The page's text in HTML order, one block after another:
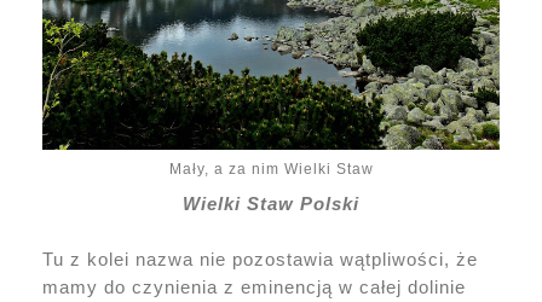
Mały, a za nim Wielki Staw
Wielki Staw Polski
Tu z kolei nazwa nie pozostawia wątpliwości, że
mamy do czynienia z eminencją w całej dolinie